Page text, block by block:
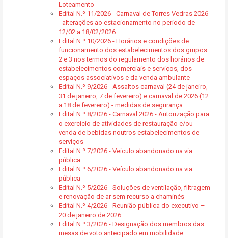
Loteamento
Edital N.º 11/2026 - Carnaval de Torres Vedras 2026
- alterações ao estacionamento no período de
12/02 a 18/02/2026
Edital N.º 10/2026 - Horários e condições de
funcionamento dos estabelecimentos dos grupos
2 e 3 nos termos do regulamento dos horários de
estabelecimentos comerciais e serviços, dos
espaços associativos e da venda ambulante
Edital N.º 9/2026 - Assaltos carnaval (24 de janeiro,
31 de janeiro, 7 de fevereiro) e carnaval de 2026 (12
a 18 de fevereiro) - medidas de segurança
Edital N.º 8/2026 - Carnaval 2026 - Autorização para
o exercício de atividades de restauração e/ou
venda de bebidas noutros estabelecimentos de
serviços
Edital N.º 7/2026 - Veículo abandonado na via
pública
Edital N.º 6/2026 - Veículo abandonado na via
pública
Edital N.º 5/2026 - Soluções de ventilação, filtragem
e renovação de ar sem recurso a chaminés
Edital N.º 4/2026 - Reunião pública do executivo –
20 de janeiro de 2026
Edital N.º 3/2026 - Designação dos membros das
mesas de voto antecipado em mobilidade